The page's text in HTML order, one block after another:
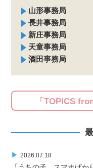
山形事務局
長井事務局
新庄事務局
天童事務局
酒田事務局
「TOPICS
▶ 2026.07.18